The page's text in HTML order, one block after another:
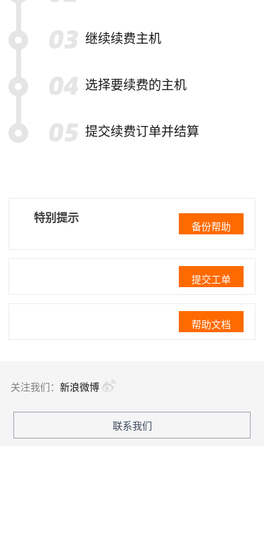
继续续费主机
选择要续费的主机
提交续费订单并结算
特别提示
备份帮助
提交工单
帮助文档